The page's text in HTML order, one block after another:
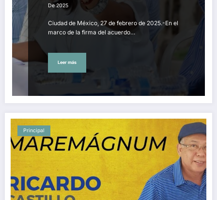
De 2025
Ciudad de México, 27 de febrero de 2025.-En el
marco de la firma del acuerdo…
Leer más
Principal